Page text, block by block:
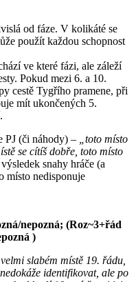
od fáze. V kolikáté se
použít každou schopnost
ve které fázi, ale záleží
Pokud mezi 6. a 10.
cestě Tygřího pramene, při
mít ukončených 5.
PJ (či náhody) – „toto místo
se cítíš dobře, toto místo
snahy hráče (a
místo nedisponuje
nepozná; (Roz~3+řád
)
slabém místě 19. řádu,
identifikovat, ale po